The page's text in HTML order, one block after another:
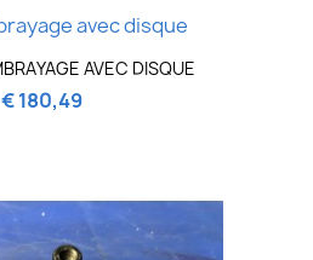
AVEC DISQUE
€ 180,49